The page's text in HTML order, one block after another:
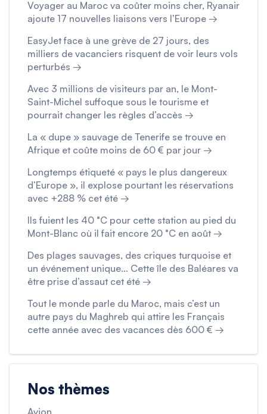
Voyager au Maroc va coûter moins cher, Ryanair
ajoute 17 nouvelles liaisons vers l’Europe →
EasyJet face à une grève de 27 jours, des
milliers de vacanciers risquent de voir leurs vols
perturbés →
Avec 3 millions de visiteurs par an, le Mont-
Saint-Michel suffoque sous le tourisme et
pourrait changer les règles d’accès →
La « dupe » sauvage de Tenerife se trouve en
Afrique et coûte moins de 60 € par jour →
Longtemps étiqueté « pays le plus dangereux
d’Europe », il explose pourtant les réservations
avec +288 % cet été →
Ils fuient les 40 °C pour cette station au pied du
Mont-Blanc où il fait encore 20 °C en août →
Des plages sauvages, des criques turquoise et
un événement unique… Cette île des Baléares va
être prise d’assaut cet été →
Tout le monde parle du Maroc, mais c’est un
autre pays du Maghreb qui attire les Français
cette année avec des vacances dès 600 € →
Nos thèmes